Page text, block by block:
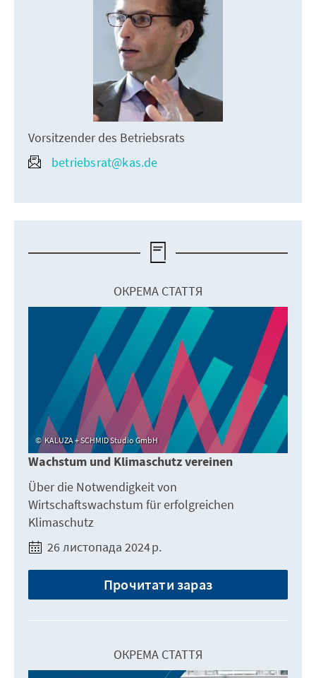
Vorsitzender des Betriebsrats
betriebsrat@kas.de
ОКРЕМА СТАТТЯ
KALUZA + SCHMID Studio GmbH
Wachstum und Klimaschutz vereinen
Über die Notwendigkeit von
Wirtschaftswachstum für erfolgreichen
Klimaschutz
26 листопада 2024 р.
Прочитати зараз
ОКРЕМА СТАТТЯ